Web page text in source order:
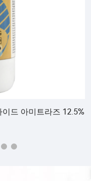
아바메크틴 1.8 아
호 71751-41-2